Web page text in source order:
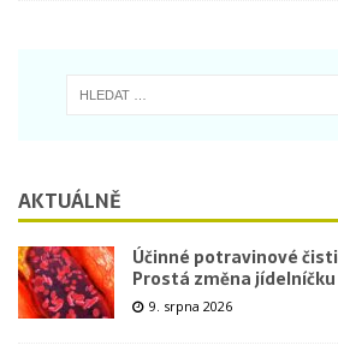
AKTUÁLNĚ
Účinné potravinové
Prostá změna
9. srpna 2026